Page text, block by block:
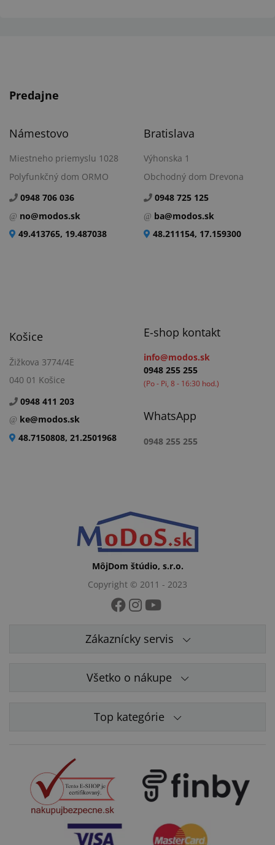
Predajne
Námestovo
Miestneho priemyslu 1028
Polyfunkčný dom ORMO
0948 706 036
no@modos.sk
49.413765, 19.487038
Bratislava
Výhonska 1
Obchodný dom Drevona
0948 725 125
ba@modos.sk
48.211154, 17.159300
Košice
Žižkova 3774/4E
040 01 Košice
0948 411 203
ke@modos.sk
48.7150808, 21.2501968
E-shop kontakt
info@modos.sk
0948 255 255
(Po - Pi, 8 - 16:30 hod.)
WhatsApp
0948 255 255
MôjDom štúdio, s.r.o.
Copyright © 2011 - 2023
Zákaznícky servis
Všetko o nákupe
Top kategórie